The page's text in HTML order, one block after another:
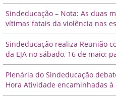
Sindeducação – Nota: As duas
vítimas fatais da violência nas
Sindeducação realiza Reunião
da EJA no sábado, 16 de maio:
Plenária do Sindeducação
Hora Atividade encaminhadas à